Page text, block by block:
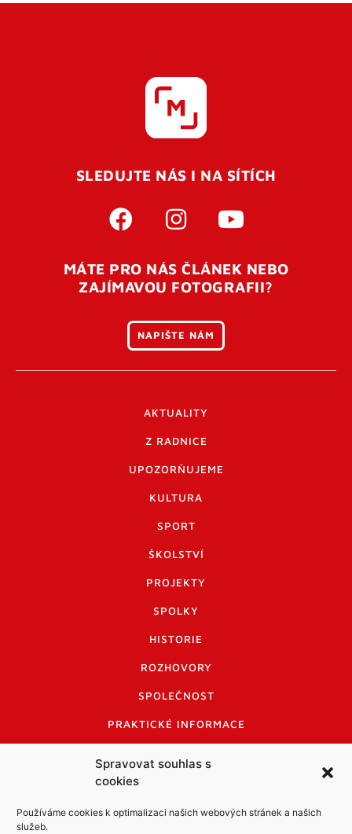
Spravovat souhlas s
cookies
Používáme cookies k optimalizaci našich webových stránek a našich
služeb.
SLEDUJTE NÁS I NA SÍTÍCH
MÁTE PRO NÁS ČLÁNEK NEBO
ZAJÍMAVOU FOTOGRAFII?
NAPIŠTE NÁM
AKTUALITY
Z RADNICE
UPOZORŇUJEME
KULTURA
SPORT
ŠKOLSTVÍ
PROJEKTY
SPOLKY
HISTORIE
ROZHOVORY
SPOLEČNOST
PRAKTICKÉ INFORMACE
INFORMACE A KODEX DISKUTUJÍCÍCH
LOGO A LOGO MANUÁL